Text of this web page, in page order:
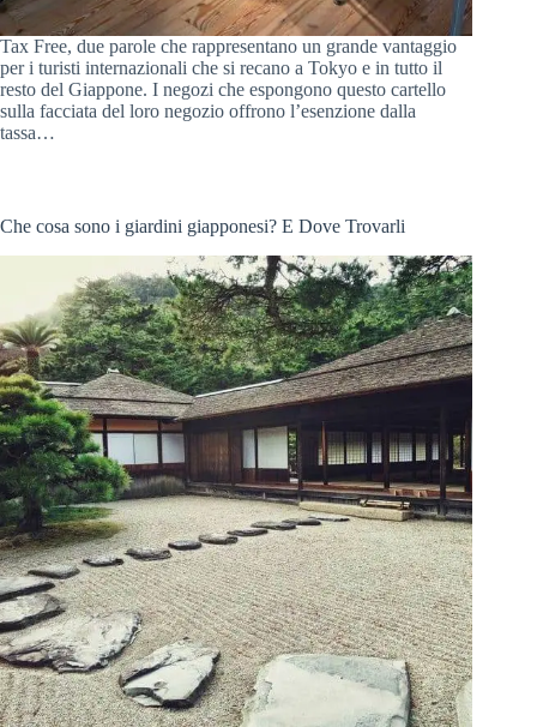
Tax Free, due parole che rappresentano un grande vantaggio
per i turisti internazionali che si recano a Tokyo e in tutto il
resto del Giappone. I negozi che espongono questo cartello
sulla facciata del loro negozio offrono l’esenzione dalla
tassa…
Che cosa sono i giardini giapponesi? E Dove Trovarli